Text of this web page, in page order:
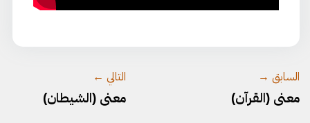
السابق →
معنى (القرآن)
التالي ←
معنى (الشيطان)